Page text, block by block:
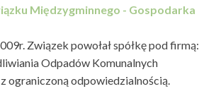
Międzygminnego - Gospodarka
Związek powołał spółkę pod firmą:
Odpadów Komunalnych
ograniczoną odpowiedzialnością.